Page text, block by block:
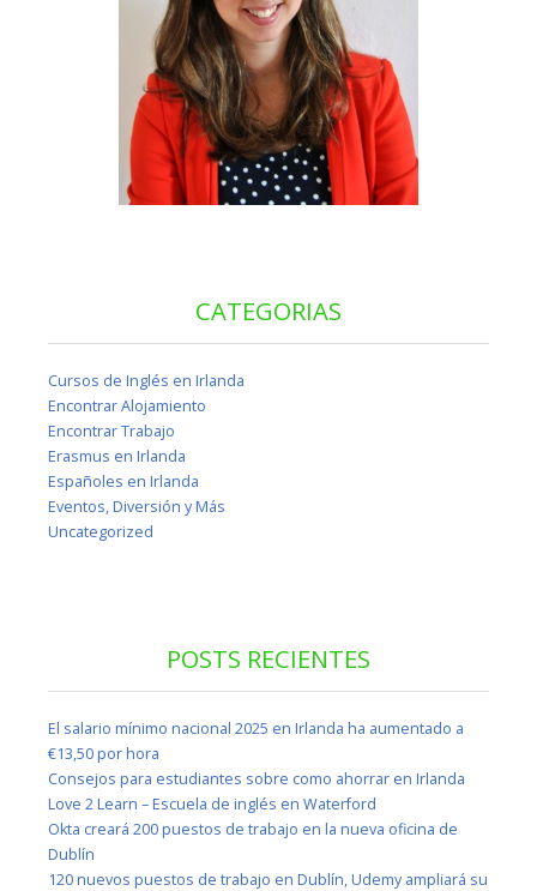
CATEGORIAS
Cursos de Inglés en Irlanda
Encontrar Alojamiento
Encontrar Trabajo
Erasmus en Irlanda
Españoles en Irlanda
Eventos, Diversión y Más
Uncategorized
POSTS RECIENTES
El salario mínimo nacional 2025 en Irlanda ha aumentado a
€13,50 por hora
Consejos para estudiantes sobre como ahorrar en Irlanda
Love 2 Learn – Escuela de inglés en Waterford
Okta creará 200 puestos de trabajo en la nueva oficina de
Dublín
120 nuevos puestos de trabajo en Dublín, Udemy ampliará su